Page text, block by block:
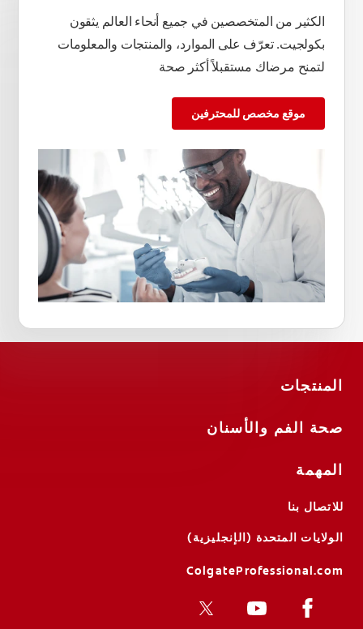
الكثير من المتخصصين في جميع أنحاء العالم يثقون
بكولجيت. تعرّف على الموارد، والمنتجات والمعلومات
لتمنح مرضاك مستقبلاً أكثر صحة
موقع مخصص للمحترفين
المنتجات
صحة الفم والأسنان
المهمة
للاتصال بنا
الولايات المتحدة (الإنجليزية)
ColgateProfessional.com